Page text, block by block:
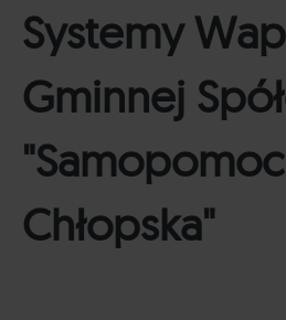
Systemy
Gminnej
"Samopomoc
Chłopska"